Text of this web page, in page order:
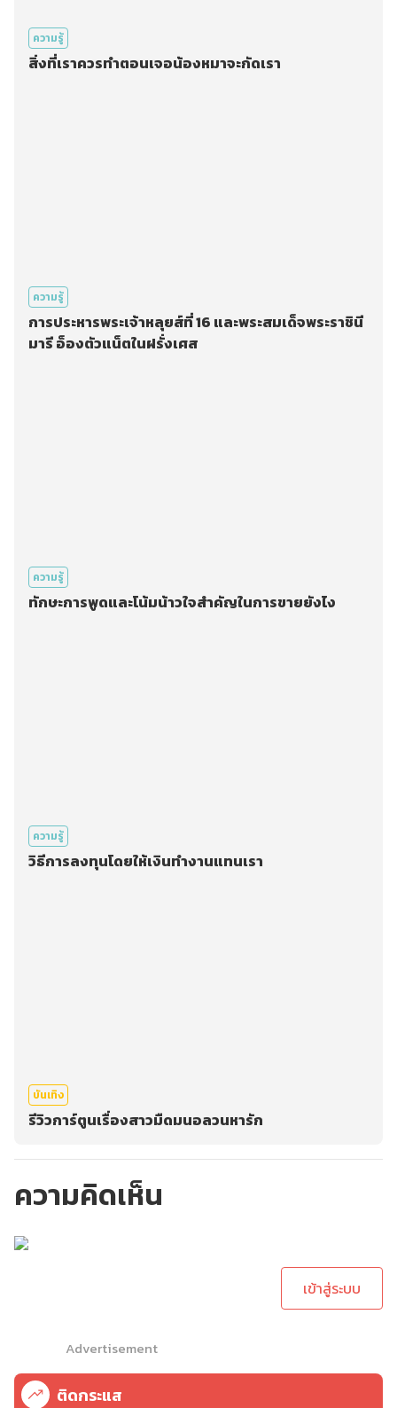
ความรู้
สิ่งที่เราควรทำตอนเจอน้องหมาจะกัดเรา
ความรู้
การประหารพระเจ้าหลุยส์ที่ 16 และพระสมเด็จพระราชินี
มารี อ็องตัวแน็ตในฝรั่งเศส
ความรู้
ทักษะการพูดและโน้มน้าวใจสำคัญในการขายยังไง
ความรู้
วิธีการลงทุนโดยให้เงินทำงานแทนเรา
บันเทิง
รีวิวการ์ตูนเรื่องสาวมืดมนอลวนหารัก
ความคิดเห็น
เข้าสู่ระบบ
Advertisement
ติดกระแส